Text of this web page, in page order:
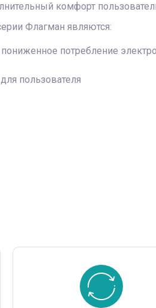
комфорт
Флагман являются:
потребление
пользователя